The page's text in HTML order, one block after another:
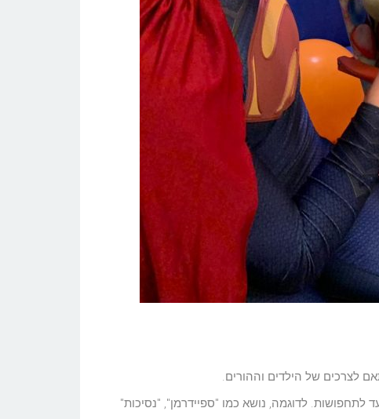
לצרכים של הילדים וההורים.
לדוגמה, נושא כמו "ספיידרמן", "נסיכות"